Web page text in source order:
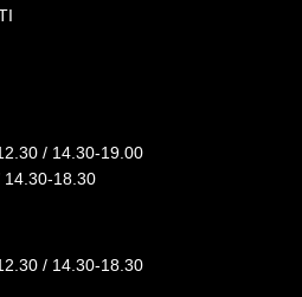
/ 14.30-19.00
14.30-18.30
/ 14.30-18.30